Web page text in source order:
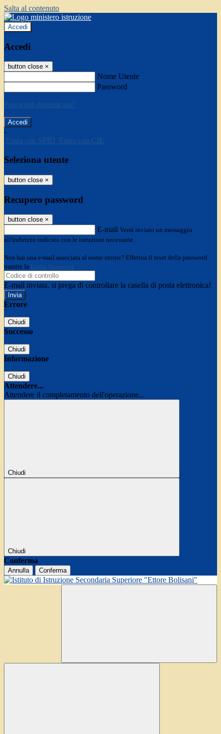
Salta al contenuto
Accedi
Accedi
button close ×
Nome Utente
Password
Password dimenticata?
-
Entra con SPID
Entra con CIE
Seleziona utente
button close ×
Recupero password
button close ×
E-mail Verrà inviato un messaggio
all'indirizzo indicato con le istruzioni necessarie.
Non hai una e-mail associata al nome utente? Effettua il reset della password
tramite la Login Spaggiari
E-mail inviata, si prega di controllare la casella di posta elettronica!
Errore
Chiudi
Successo
Chiudi
Informazione
Chiudi
Attendere...
Attendere il completamento dell'operazione...
Chiudi
Chiudi
Conferma
Annulla Conferma